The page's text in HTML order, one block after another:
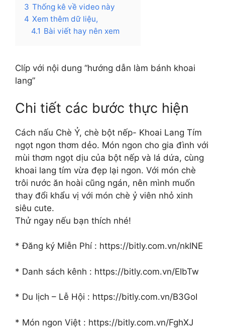
3 Thống kê về video này
4 Xem thêm dữ liệu,
4.1 Bài viết hay nên xem
Clíp với nội dung “hướng dẫn làm bánh khoai
lang”
Chi tiết các bước thực hiện
Cách nấu Chè Ỷ, chè bột nếp- Khoai Lang Tím
ngọt ngon thơm dẻo. Món ngon cho gia đình với
mùi thơm ngọt dịu của bột nếp và lá dứa, cùng
khoai lang tím vừa đẹp lại ngon. Với món chè
trôi nước ăn hoài cũng ngán, nên mình muốn
thay đổi khẩu vị với món chè ỷ viên nhỏ xinh
siêu cute.
Thử ngay nếu bạn thích nhé!
* Đăng ký Miễn Phí : https://bitly.com.vn/nklNE
* Danh sách kênh : https://bitly.com.vn/EIbTw
* Du lịch – Lễ Hội : https://bitly.com.vn/B3GoI
* Món ngon Việt : https://bitly.com.vn/FghXJ